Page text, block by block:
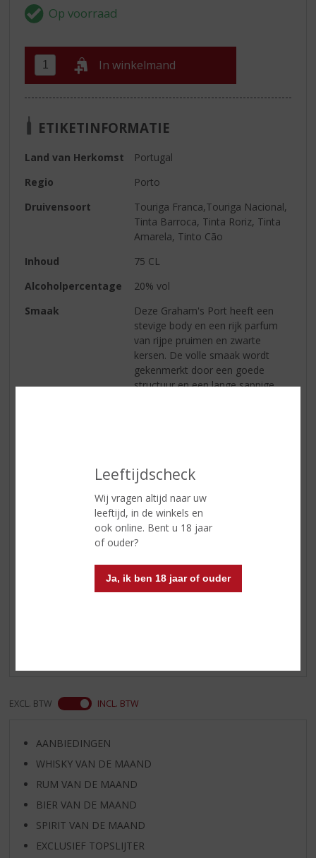
Leeftijdscheck
Wij vragen altijd naar uw
leeftijd, in de winkels en
ook online. Bent u 18 jaar
of ouder?
Ja, ik ben 18 jaar of ouder
In winkelmand
ETIKETINFORMATIE
Land van Herkomst
Portugal
Regio
Porto
Druivensoort
Touriga Franca,Touriga Nacional,
Tinta Barroca, Tinta Roriz, Tinta
Amarela, Tinto Cão
Inhoud
75 CL
Alcoholpercentage
20% vol
Smaak
Deze Graham's Port heeft een
stevige body en een rijk parfum
van rijpe pruimen en zwarte
kersen. De volle smaak wordt
gekenmerkt door een goede
structuur en een lange sappige
Stilton. Ook de combinatie met
chocolade (desserts) maakt de
Port heel bijzonder. In
tegenstelling tot een Vintage Port
kunt u Six Grapes tot ongeveer
een maand na opening drinken.
Reviews
EXCL. BTW INCL. BTW
AANBIEDINGEN
WHISKY VAN DE MAAND
RUM VAN DE MAAND
BIER VAN DE MAAND
SPIRIT VAN DE MAAND
EXCLUSIEF TOPSLIJTER